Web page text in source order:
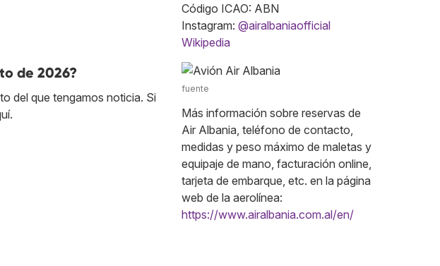
de 2026?
del que tengamos noticia. Si
Código ICAO: ABN
Instagram: @airalbaniaofficial
Wikipedia
fuente
Más información sobre reservas de
Air Albania, teléfono de contacto,
medidas y peso máximo de maletas y
equipaje de mano, facturación online,
tarjeta de embarque, etc. en la página
web de la aerolínea:
https://www.airalbania.com.al/en/